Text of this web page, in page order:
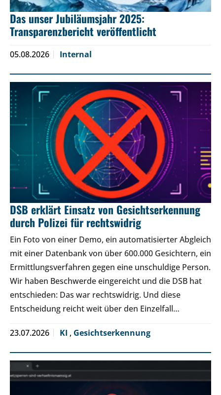
Das unser Jubiläumsjahr 2025:
Transparenzbericht veröffentlicht
05.08.2026 Internal
DSB erklärt Einsatz von Gesichtserkennung
durch Polizei für rechtswidrig
Ein Foto von einer Demo, ein automatisierter Abgleich
mit einer Datenbank von über 600.000 Gesichtern, ein
Ermittlungsverfahren gegen eine unschuldige Person.
Wir haben Beschwerde eingereicht und die DSB hat
entschieden: Das war rechtswidrig. Und diese
Entscheidung reicht weit über den Einzelfall…
23.07.2026 KI , Gesichtserkennung